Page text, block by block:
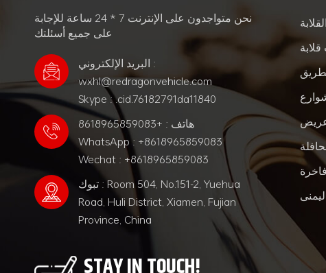
نحن متواجدون على الإنترنت 7 * 24 ساعة للإجابة
على جميع أسئلتك
البريد الإلكتروني :
wxhl@redragonvehicle.com
Skype : .cid.76182791da11840
هاتف : +8618965859083
WhatsApp : +8618965859083
Wechat : +8618965859083
تبوك : Room 504, No.151-2, Yuehua
Road, Huli District, Xiamen, Fujian
Province, China
STAY IN TOUCH!